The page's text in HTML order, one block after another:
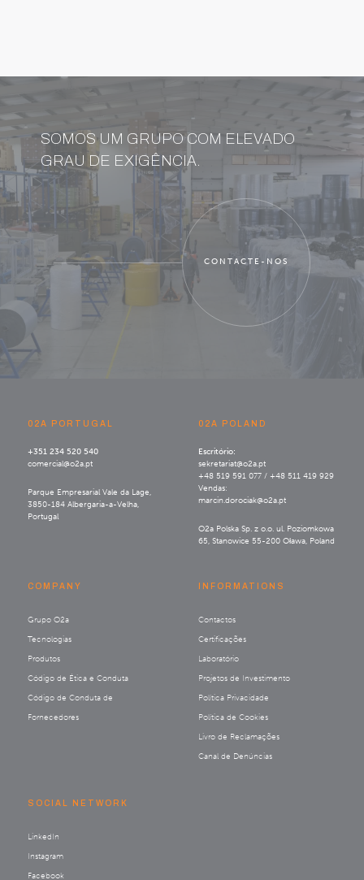
SOMOS UM GRUPO COM ELEVADO
GRAU DE EXIGÊNCIA.
CONTACTE-NOS
02A PORTUGAL
+351 234 520 540
comercial@o2a.pt
Parque Empresarial Vale da Lage,
3850-184 Albergaria-a-Velha,
Portugal
02A POLAND
Escritório:
sekretariat@o2a.pt
+48 519 591 077 / +48 511 419 929
Vendas:
marcin.dorociak@o2a.pt
O2a Polska Sp. z o.o. ul. Poziomkowa
65, Stanowice 55-200 Oława, Poland
COMPANY
Grupo O2a
Tecnologias
Produtos
Código de Ética e Conduta
Código de Conduta de
Fornecedores
INFORMATIONS
Contactos
Certificações
Laboratório
Projetos de Investimento
Política Privacidade
Política de Cookies
Livro de Reclamações
Canal de Denúncias
SOCIAL NETWORK
LinkedIn
Instagram
Facebook